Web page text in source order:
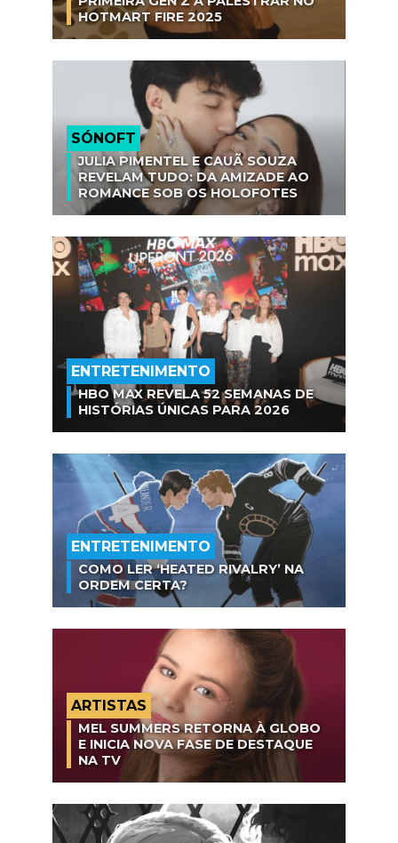
HOTMART FIRE 2025
SÓNOFT
JULIA PIMENTEL E CAUÃ SOUZA
REVELAM TUDO: DA AMIZADE AO
ROMANCE SOB OS HOLOFOTES
ENTRETENIMENTO
HBO MAX REVELA 52 SEMANAS DE
HISTÓRIAS ÚNICAS PARA 2026
ENTRETENIMENTO
COMO LER ‘HEATED RIVALRY’ NA
ORDEM CERTA?
ARTISTAS
MEL SUMMERS RETORNA À GLOBO
E INICIA NOVA FASE DE DESTAQUE
NA TV